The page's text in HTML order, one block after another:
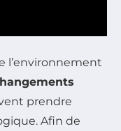
l’environnement
prendre
Afin de